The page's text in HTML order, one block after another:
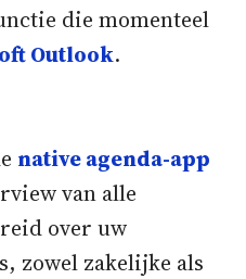
die momenteel
Outlook.
native agenda-app
van alle
over uw
zowel zakelijke als